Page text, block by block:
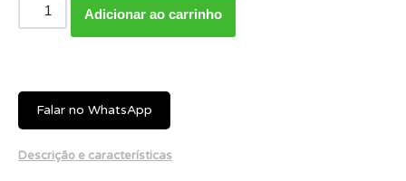
Adicionar ao carrinho
Falar no WhatsApp
Descrição e características